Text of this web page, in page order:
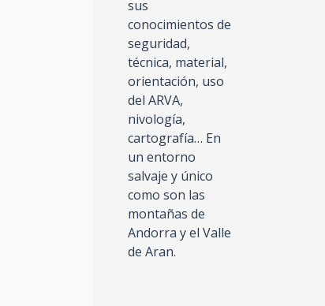
sus
conocimientos de
seguridad,
técnica, material,
orientación, uso
del ARVA,
nivología,
cartografía… En
un entorno
salvaje y único
como son las
montañas de
Andorra y el Valle
de Aran.